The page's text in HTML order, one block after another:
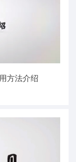
方法介绍